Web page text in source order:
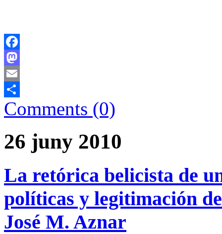
Facebook
Mastodon
Email
Comparteix
Comments (0)
26 juny 2010
La retórica belicista de
políticas y legitimación
José M. Aznar